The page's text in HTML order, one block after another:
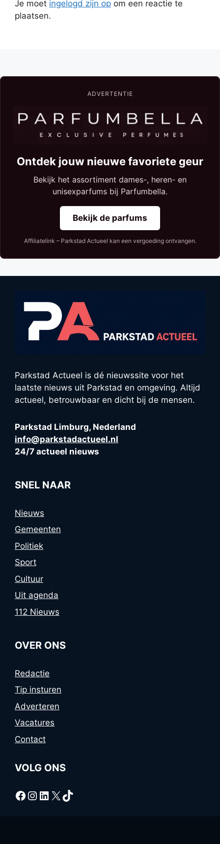
Je moet ingelogd zijn op om een reactie te
plaatsen.
ADVERTENTIE
Ontdek jouw nieuwe favoriete geur
Bekijk het assortiment dames-, heren- en
unisexparfums bij Parfumbella.
Bekijk de parfums
Affiliatelink – Parkstad Actueel kan een vergoeding ontvangen.
Parkstad Actueel is dé nieuwssite voor het
laatste nieuws uit Parkstad en omgeving. Altijd
actueel, betrouwbaar en dicht bij de mensen.
Parkstad Limburg, Nederland
info@parkstadactueel.nl
24/7 actueel nieuws
SNEL NAAR
Nieuws
Gemeenten
Politiek
Sport
Cultuur
Uit agenda
112 Nieuws
OVER ONS
Redactie
Tip insturen
Adverteren
Vacatures
Contact
VOLG ONS
Facebook
Instagram
LinkedIn
X TikTok